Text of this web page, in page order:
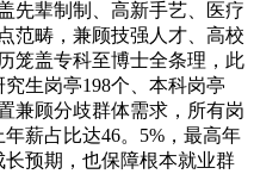
先辈制制、高新手艺、医疗
范畴，兼顾技强人才、高校
笼盖专科至博士全条理，此
生岗亭198个、本科岗亭
兼顾分歧群体需求，所有岗
薪占比达46。5%，最高年
预期，也保障根本就业群